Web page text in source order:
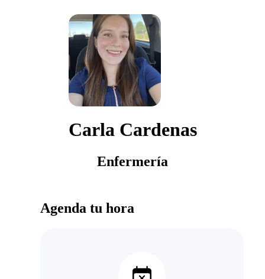
Carla Cardenas
Enfermería
Agenda tu hora